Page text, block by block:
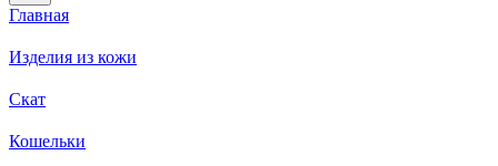
Главная
Изделия из кожи
Скат
Кошельки